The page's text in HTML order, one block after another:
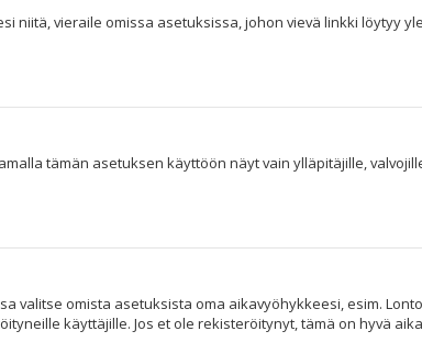
vieraile omissa asetuksissa, johon vievä linkki löytyy
tämän asetuksen käyttöön näyt vain ylläpitäjille,
omista asetuksista oma aikavyöhykkeesi, esim.
käyttäjille. Jos et ole rekisteröitynyt, tämä on hyvä